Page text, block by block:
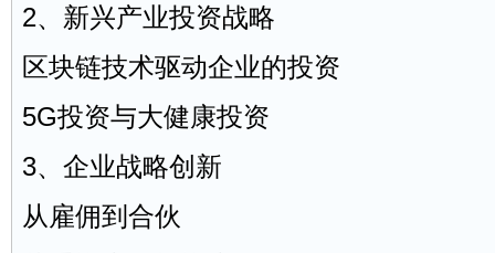
2、新兴产业投资战略
区块链技术驱动企业的投资
5G投资与大健康投资
3、企业战略创新
从雇佣到合伙